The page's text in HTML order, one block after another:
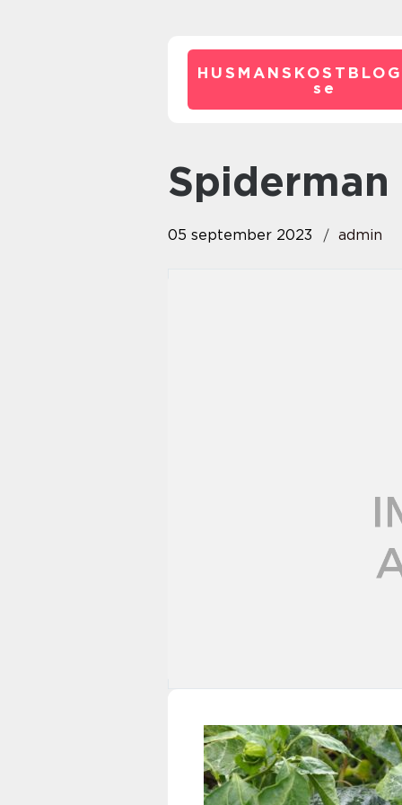
se
05 september 2023 admin